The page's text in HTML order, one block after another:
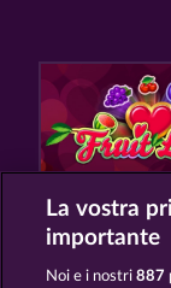
FRUIT LOVE
La vostra
importante
Noi e i nostri887